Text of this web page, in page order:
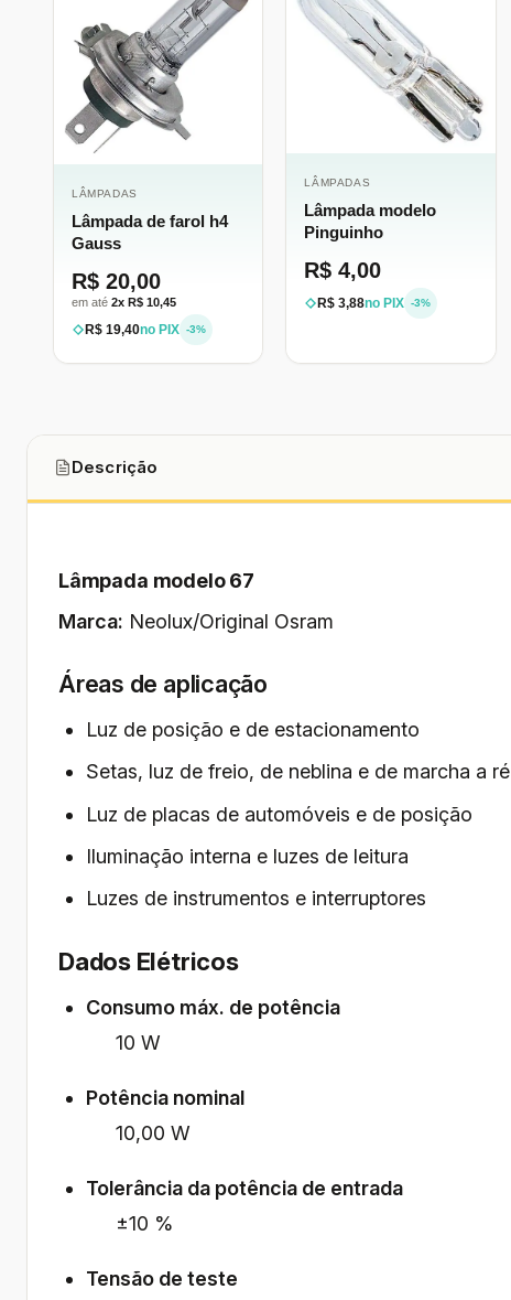
LÂMPADAS
Lâmpada de farol h4
Gauss
R$ 20,00
em até 2x R$ 10,45
R$ 19,40no PIX -3%
LÂMPADAS
Lâmpada modelo
Pinguinho
R$ 4,00
R$ 3,88no PIX -3%
Descrição
Lâmpada modelo 67
Marca: Neolux/Original Osram
Áreas de aplicação
Luz de posição e de estacionamento
Setas, luz de freio, de neblina e de marcha a ré
Luz de placas de automóveis e de posição
Iluminação interna e luzes de leitura
Luzes de instrumentos e interruptores
Dados Elétricos
Consumo máx. de potência
10 W
Potência nominal
10,00 W
Tolerância da potência de entrada
±10 %
Tensão de teste